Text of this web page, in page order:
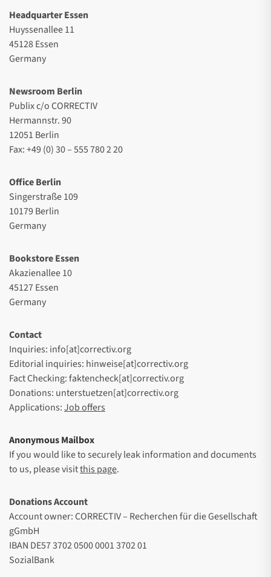
Headquarter Essen
Huyssenallee 11
45128 Essen
Germany
Newsroom Berlin
Publix c/o CORRECTIV
Hermannstr. 90
12051 Berlin
Fax: +49 (0) 30 – 555 780 2 20
Office Berlin
Singerstraße 109
10179 Berlin
Germany
Bookstore Essen
Akazienallee 10
45127 Essen
Germany
Contact
Inquiries: info[at]correctiv.org
Editorial inquiries: hinweise[at]correctiv.org
Fact Checking: faktencheck[at]correctiv.org
Donations: unterstuetzen[at]correctiv.org
Applications:Job offers
Anonymous Mailbox
If you would like to securely leak information and documents
to us, please visitthis page.
Donations Account
Account owner: CORRECTIV – Recherchen für die Gesellschaft
gGmbH
IBAN DE57 3702 0500 0001 3702 01
SozialBank